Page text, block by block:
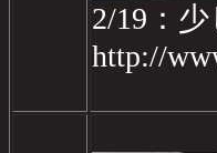
2/19：
http://